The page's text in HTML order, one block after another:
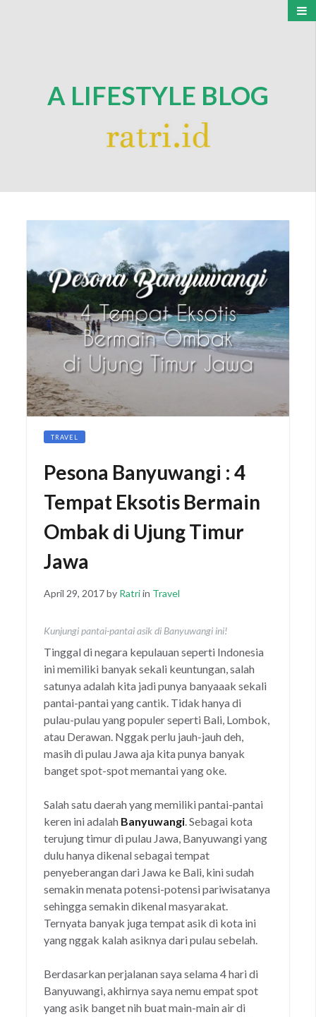
A LIFESTYLE BLOG
TRAVEL
Pesona Banyuwangi : 4
Tempat Eksotis Bermain
Ombak di Ujung Timur
Jawa
Posted
April 29, 2017by Ratriin Travel
Kunjungi pantai-pantai asik di Banyuwangi ini!
Tinggal di negara kepulauan seperti Indonesia
ini memiliki banyak sekali keuntungan, salah
satunya adalah kita jadi punya banyaaak sekali
pantai-pantai yang cantik. Tidak hanya di
pulau-pulau yang populer seperti Bali, Lombok,
atau Derawan. Nggak perlu jauh-jauh deh,
masih di pulau Jawa aja kita punya banyak
banget spot-spot memantai yang oke.
Salah satu daerah yang memiliki pantai-pantai
keren ini adalah Banyuwangi. Sebagai kota
terujung timur di pulau Jawa, Banyuwangi yang
dulu hanya dikenal sebagai tempat
penyeberangan dari Jawa ke Bali, kini sudah
semakin menata potensi-potensi pariwisatanya
sehingga semakin dikenal masyarakat.
Ternyata banyak juga tempat asik di kota ini
yang nggak kalah asiknya dari pulau sebelah.
Berdasarkan perjalanan saya selama 4 hari di
Banyuwangi, akhirnya saya nemu empat spot
yang asik banget nih buat main-main air di